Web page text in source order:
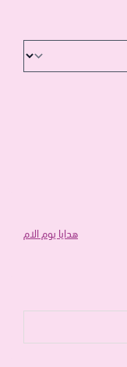
هدايا يوم الام